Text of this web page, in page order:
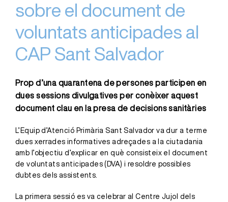
Ciutadania
Professionals
sobre el document de
voluntats anticipades al
CAP Sant Salvador
Prop d’una quarantena de persones participen en
dues sessions divulgatives per conèixer aquest
document clau en la presa de decisions sanitàries
L’Equip d’Atenció Primària Sant Salvador va dur a terme
dues xerrades informatives adreçades a la ciutadania
amb l’objectiu d’explicar en què consisteix el document
de voluntats anticipades (DVA) i resoldre possibles
dubtes dels assistents.
La primera sessió es va celebrar al Centre Jujol dels